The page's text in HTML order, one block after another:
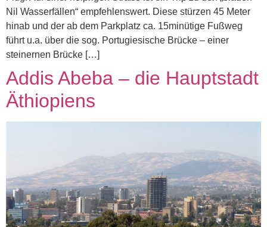
Nil Wasserfällen“ empfehlenswert. Diese stürzen 45 Meter
hinab und der ab dem Parkplatz ca. 15minütige Fußweg
führt u.a. über die sog. Portugiesische Brücke – einer
steinernen Brücke […]
Addis Abeba – die Hauptstadt
Äthiopiens